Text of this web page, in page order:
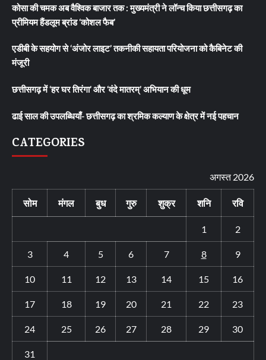
कोसा की चमक अब वैश्विक बाजार तक : मुख्यमंत्री ने लॉन्च किया छत्तीसगढ़ का
प्रीमियम हैंडलूम ब्रांड ‘कोशल फैब’
एडीबी के सहयोग से ‘अंजोर लाइट’ तकनीकी सहायता परियोजना को कैबिनेट की
मंजूरी
छत्तीसगढ़ में ‘हर घर तिरंगा’ और ‘वंदे मातरम्’ अभियान की धूम
ढाई साल की उपलब्धियाँ- छत्तीसगढ़ का श्रमिक कल्याण के क्षेत्र में नई पहचान
CATEGORIES
अगस्त 2026
सोम मंगल बुध गुरु शुक्र शनि रवि
1 2
3 4 5 6 7 8 9
10 11 12 13 14 15 16
17 18 19 20 21 22 23
24 25 26 27 28 29 30
31